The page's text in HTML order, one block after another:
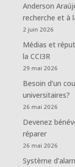
Anderson
recherche et à
2 juin 2026
Médias et
la CCI3R
29 mai 2026
Besoin d’un
universitaires?
26 mai 2026
Devenez
réparer
26 mai 2026
Système